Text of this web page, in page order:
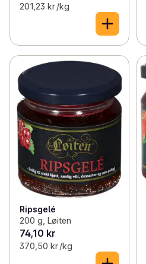
201,23 kr /kg
Ripsgelé
200 g, Løiten
74,10 kr
370,50 kr /kg